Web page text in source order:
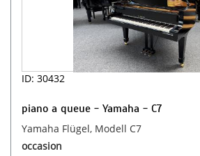
ID: 30432
piano a queue - Yamaha - C7
Yamaha Flügel, Modell C7
occasion